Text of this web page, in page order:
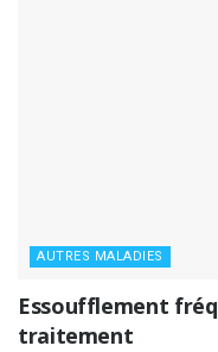
AUTRES MALADIES
Essoufflement
traitement